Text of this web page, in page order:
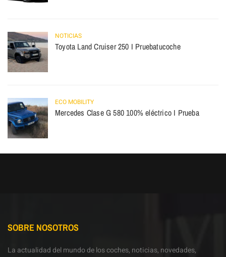
NOTICIAS
Toyota Land Cruiser 250 I Pruebatucoche
ECO MOBILITY
Mercedes Clase G 580 100% eléctrico I Prueba
SOBRE NOSOTROS
La actualidad del mundo de los coches, noticias, novedades,